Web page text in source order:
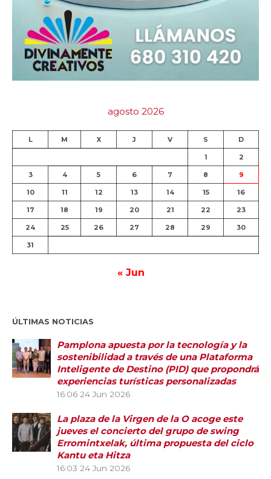
agosto 2026
L M X J V S D
1 2
3 4 5 6 7 8 9
10 11 12 13 14 15 16
17 18 19 20 21 22 23
24 25 26 27 28 29 30
31
« Jun
ÚLTIMAS NOTICIAS
Pamplona apuesta por la tecnología y la
sostenibilidad a través de una Plataforma
Inteligente de Destino (PID) que propondrá
experiencias turísticas personalizadas
16:06 24 Jun 2026
La plaza de la Virgen de la O acoge este
jueves el concierto del grupo de swing
Erromintxelak, última propuesta del ciclo
Kantu eta Hitza
16:03 24 Jun 2026